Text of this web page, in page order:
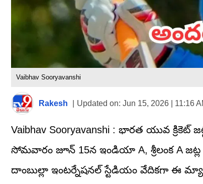
Vaibhav Sooryavanshi
Rakesh Updated on: Jun 15, 2026 | 11:16
Vaibhav Sooryavanshi : భారత యువ
సోమవారం జూన్ 15న ఇండియా A, శ్రీలంక A
దాంబుల్లా ఇంటర్నేషనల్ స్టేడియం వేదికగా ఈ